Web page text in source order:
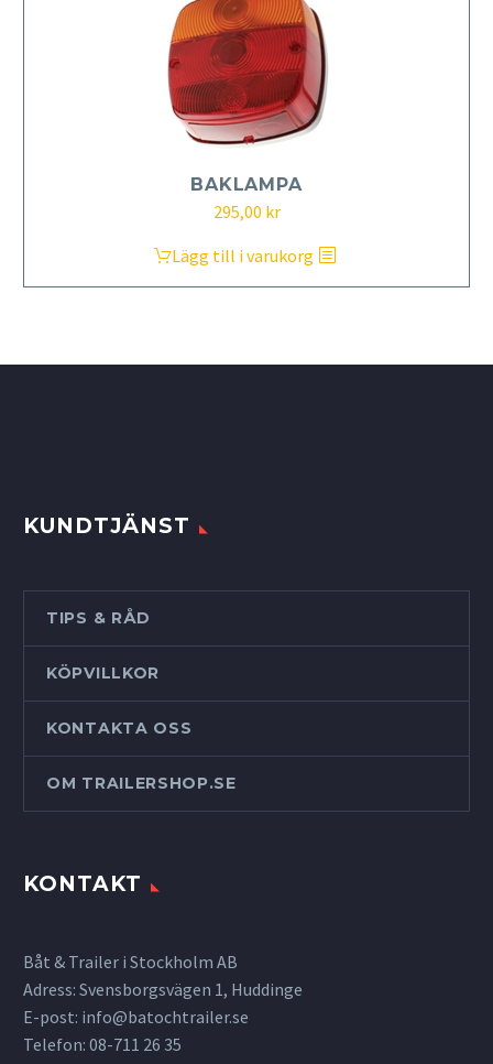
BAKLAMPA
295,00 kr
Lägg till i varukorg
KUNDTJÄNST
TIPS & RÅD
KÖPVILLKOR
KONTAKTA OSS
OM TRAILERSHOP.SE
KONTAKT
Båt & Trailer i Stockholm AB
Adress: Svensborgsvägen 1, Huddinge
E-post: info@batochtrailer.se
Telefon: 08-711 26 35